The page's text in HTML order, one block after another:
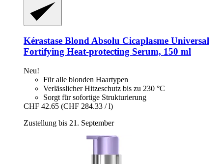
Kérastase Blond Absolu Cicaplasme Universal
Fortifying Heat-​protecting Serum, 150 ml
Neu!
Für alle blonden Haartypen
Verlässlicher Hitzeschutz bis zu 230 °C
Sorgt für sofortige Strukturierung
CHF 42.65 (CHF 284.33 / l)
Zustellung bis 21. September